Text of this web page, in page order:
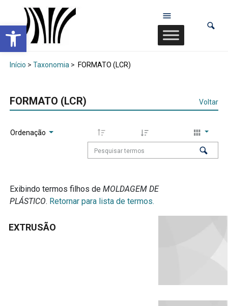
Abrir a barra de ferramentas
Início > Taxonomia > FORMATO (LCR)
FORMATO (LCR) Voltar
Ordenação
Exibindo termos filhos de MOLDAGEM DE
PLÁSTICO. Retornar para lista de termos.
EXTRUSÃO